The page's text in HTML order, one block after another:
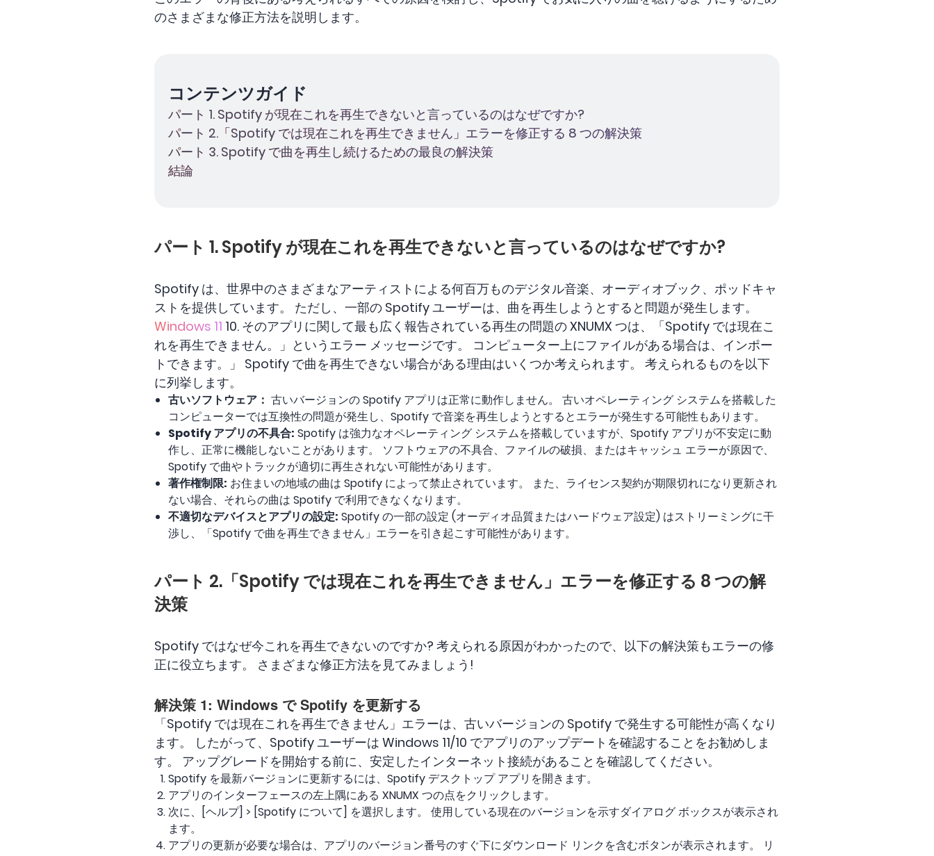
のさまざまな修正方法を説明します。
コンテンツガイド
パート 1. Spotify が現在これを再生できないと言っているのはなぜですか?
パート 2.「Spotify では現在これを再生できません」エラーを修正する 8 つの解決策
パート 3. Spotify で曲を再生し続けるための最良の解決策
結論
パート 1. Spotify が現在これを再生できないと言っているのはなぜですか?
Spotify は、世界中のさまざまなアーティストによる何百万ものデジタル音楽、オーディオブック、ポッドキャ
ストを提供しています。 ただし、一部の Spotify ユーザーは、曲を再生しようとすると問題が発生します。
Windows 11 10. そのアプリに関して最も広く報告されている再生の問題の XNUMX つは、「Spotify では現在こ
れを再生できません。」というエラー メッセージです。 コンピューター上にファイルがある場合は、インポー
トできます。」 Spotify で曲を再生できない場合がある理由はいくつか考えられます。 考えられるものを以下
に列挙します。
古いソフトウェア： 古いバージョンの Spotify アプリは正常に動作しません。 古いオペレーティング システムを搭載した
コンピューターでは互換性の問題が発生し、Spotify で音楽を再生しようとするとエラーが発生する可能性もあります。
Spotify アプリの不具合: Spotify は強力なオペレーティング システムを搭載していますが、Spotify アプリが不安定に動
作し、正常に機能しないことがあります。 ソフトウェアの不具合、ファイルの破損、またはキャッシュ エラーが原因で、
Spotify で曲やトラックが適切に再生されない可能性があります。
著作権制限: お住まいの地域の曲は Spotify によって禁止されています。 また、ライセンス契約が期限切れになり更新され
ない場合、それらの曲は Spotify で利用できなくなります。
不適切なデバイスとアプリの設定: Spotify の一部の設定 (オーディオ品質またはハードウェア設定) はストリーミングに干
渉し、「Spotify で曲を再生できません」エラーを引き起こす可能性があります。
パート 2.「Spotify では現在これを再生できません」エラーを修正する 8 つの解
決策
Spotify ではなぜ今これを再生できないのですか? 考えられる原因がわかったので、以下の解決策もエラーの修
正に役立ちます。 さまざまな修正方法を見てみましょう!
解決策 1: Windows で Spotify を更新する
「Spotify では現在これを再生できません」エラーは、古いバージョンの Spotify で発生する可能性が高くなり
ます。 したがって、Spotify ユーザーは Windows 11/10 でアプリのアップデートを確認することをお勧めしま
す。 アップグレードを開始する前に、安定したインターネット接続があることを確認してください。
Spotify を最新バージョンに更新するには、Spotify デスクトップ アプリを開きます。
アプリのインターフェースの左上隅にある XNUMX つの点をクリックします。
次に、[ヘルプ] > [Spotify について] を選択します。 使用している現在のバージョンを示すダイアログ ボックスが表示され
ます。
アプリの更新が必要な場合は、アプリのバージョン番号のすぐ下にダウンロード リンクを含むボタンが表示されます。 リ